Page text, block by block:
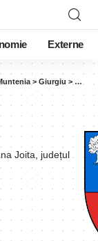
Externe
> Giurgiu > Joita
Joita, județul